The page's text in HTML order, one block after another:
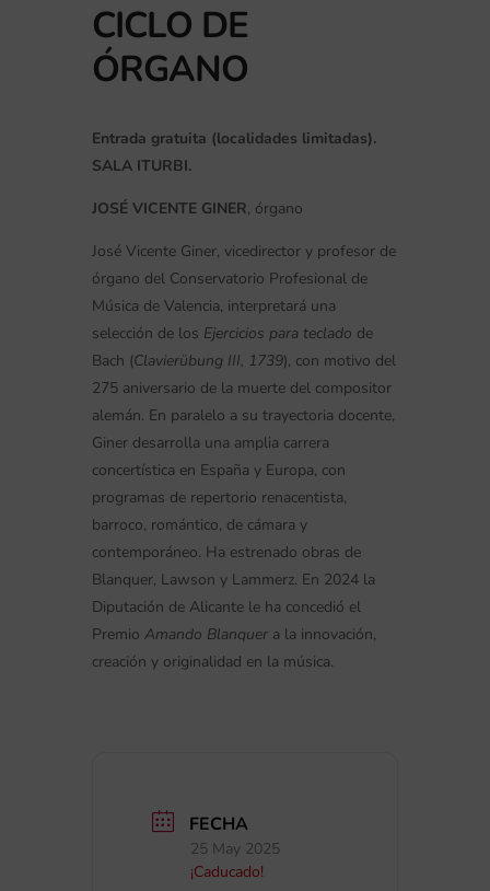
CICLO DE
ÓRGANO
Entrada gratuita (localidades limitadas).
SALA ITURBI.
JOSÉ VICENTE GINER, órgano
José Vicente Giner, vicedirector y profesor de
órgano del Conservatorio Profesional de
Música de Valencia, interpretará una
selección de los Ejercicios para teclado de
Bach (Clavierübung III, 1739), con motivo del
275 aniversario de la muerte del compositor
alemán. En paralelo a su trayectoria docente,
Giner desarrolla una amplia carrera
concertística en España y Europa, con
programas de repertorio renacentista,
barroco, romántico, de cámara y
contemporáneo. Ha estrenado obras de
Blanquer, Lawson y Lammerz. En 2024 la
Diputación de Alicante le ha concedió el
Premio Amando Blanquer a la innovación,
creación y originalidad en la música.
FECHA
25 May 2025
¡Caducado!